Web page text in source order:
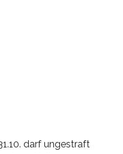
darf ungestraft